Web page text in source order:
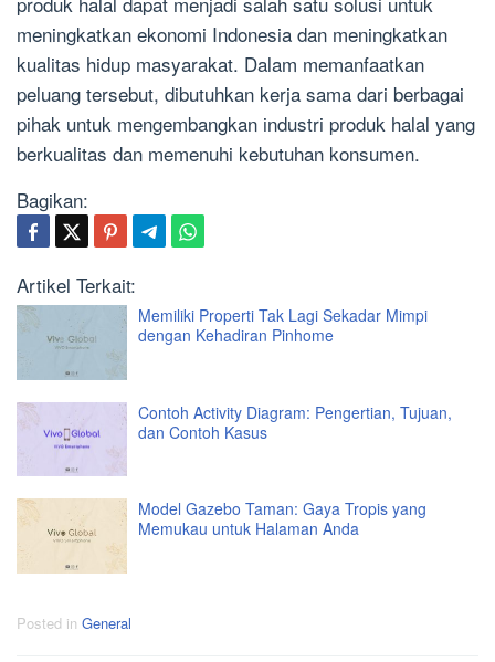
meningkatkan ekonomi Indonesia dan meningkatkan
kualitas hidup masyarakat. Dalam memanfaatkan
peluang tersebut, dibutuhkan kerja sama dari berbagai
pihak untuk mengembangkan industri produk halal yang
berkualitas dan memenuhi kebutuhan konsumen.
Bagikan:
Artikel Terkait:
Memiliki Properti Tak Lagi Sekadar Mimpi
dengan Kehadiran Pinhome
Contoh Activity Diagram: Pengertian, Tujuan,
dan Contoh Kasus
Model Gazebo Taman: Gaya Tropis yang
Memukau untuk Halaman Anda
Posted in General